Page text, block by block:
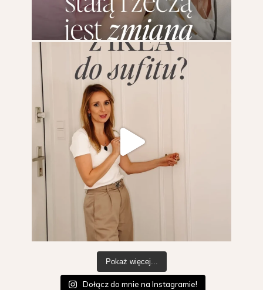
Pokaż więcej...
Dołącz do mnie na Instagramie!